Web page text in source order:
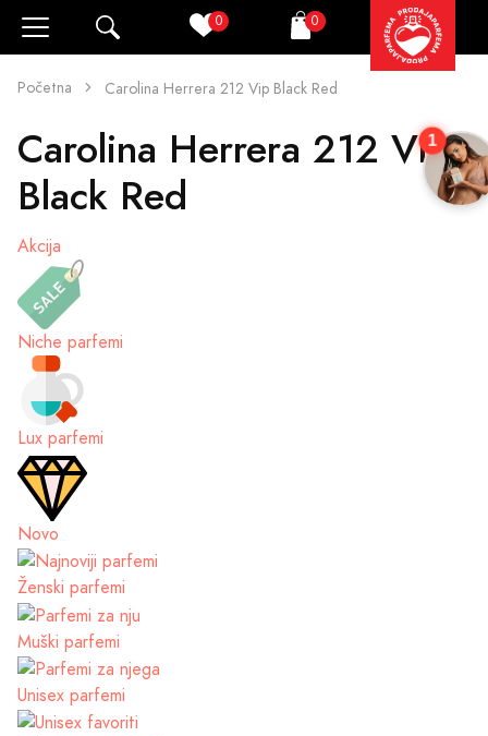
0 Korpa
0
Početna Carolina Herrera 212 Vip Black Red
Carolina Herrera 212 Vip
Black Red
Akcija
Niche parfemi
Lux parfemi
Novo
Ženski parfemi
Muški parfemi
Unisex parfemi
1